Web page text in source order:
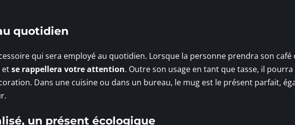
quotidien
qui sera employé au quotidien. Lorsque la personne prendra son café
etse rappellera votre attention. Outre son usage en tant que tasse, il
Dans une cuisine ou dans un bureau, le mug est le présent parfait,
un présent écologique